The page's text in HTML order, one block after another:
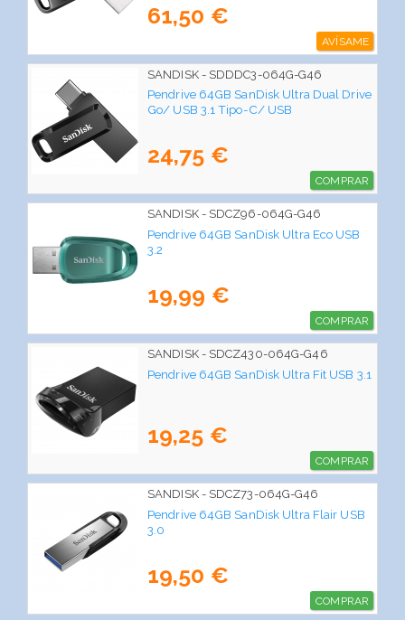
61,50 €
AVÍSAME
SANDISK - SDDDC3-064G-G46
Pendrive 64GB SanDisk Ultra Dual Drive
Go/ USB 3.1 Tipo-C/ USB
24,75 €
COMPRAR
SANDISK - SDCZ96-064G-G46
Pendrive 64GB SanDisk Ultra Eco USB
3.2
19,99 €
COMPRAR
SANDISK - SDCZ430-064G-G46
Pendrive 64GB SanDisk Ultra Fit USB 3.1
19,25 €
COMPRAR
SANDISK - SDCZ73-064G-G46
Pendrive 64GB SanDisk Ultra Flair USB
3.0
19,50 €
COMPRAR